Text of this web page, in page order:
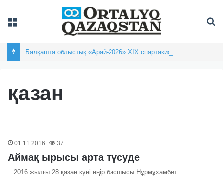
қазан
01.11.2016 37
Аймақ ырысы арта түсуде
2016 жылғы 28 қазан күні өңір басшысы Нұрмұхамбет